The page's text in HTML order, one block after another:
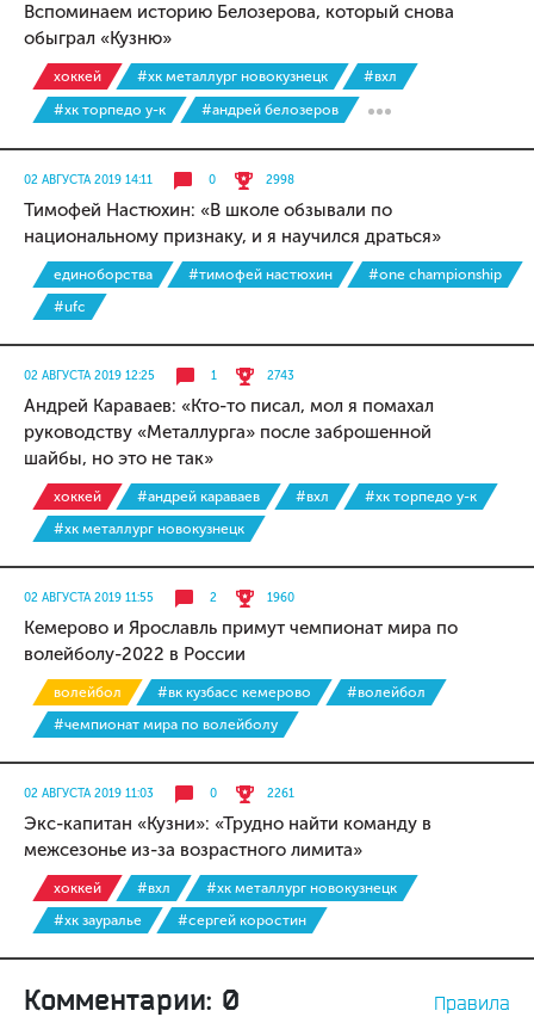
Вспоминаем историю Белозерова, который снова
обыграл «Кузню»
хоккей #хк металлург новокузнецк
#вхл
#хк торпедо у-к
#андрей белозеров
02 АВГУСТА 2019 14:11 0 2998
Тимофей Настюхин: «В школе обзывали по
национальному признаку, и я научился драться»
единоборства #тимофей настюхин
#one championship
#ufc
02 АВГУСТА 2019 12:25 1 2743
Андрей Караваев: «Кто-то писал, мол я помахал
руководству «Металлурга» после заброшенной
шайбы, но это не так»
хоккей #андрей караваев #вхл
#хк торпедо у-к
#хк металлург новокузнецк
02 АВГУСТА 2019 11:55 2 1960
Кемерово и Ярославль примут чемпионат мира по
волейболу-2022 в России
волейбол #вк кузбасс кемерово
#волейбол
#чемпионат мира по волейболу
02 АВГУСТА 2019 11:03 0 2261
Экс-капитан «Кузни»: «Трудно найти команду в
межсезонье из-за возрастного лимита»
хоккей #вхл
#хк металлург новокузнецк
#хк зауралье
#сергей коростин
Комментарии: 0 Правила